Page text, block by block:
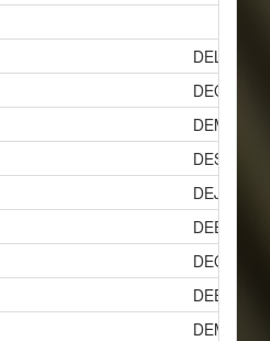
DELb
DECc
DEMf
DES
DEJf
DEEc
DEC
DEEa
DEMl